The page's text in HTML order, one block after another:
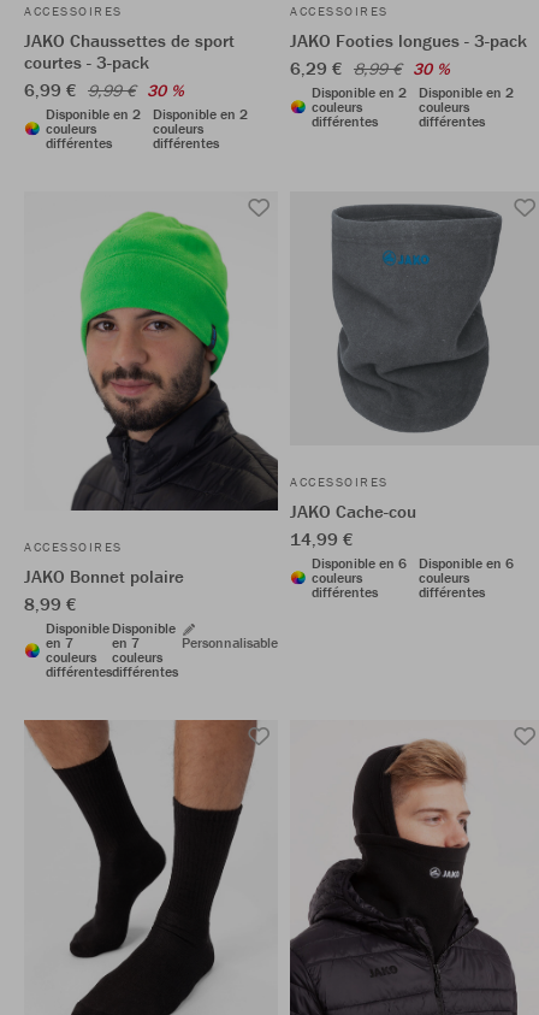
ACCESSOIRES
JAKO Chaussettes de sport
courtes - 3-pack
6,99 € 9,99 € 30 %
Disponible en 2
couleurs
différentes
Disponible en 2
couleurs
différentes
ACCESSOIRES
JAKO Footies longues - 3-pack
6,29 € 8,99 € 30 %
Disponible en 2
couleurs
différentes
Disponible en 2
couleurs
différentes
ACCESSOIRES
JAKO Bonnet polaire
8,99 €
Disponible
en 7
couleurs
différentes
Disponible
en 7
couleurs
différentes
Personnalisable
ACCESSOIRES
JAKO Cache-cou
14,99 €
Disponible en 6
couleurs
différentes
Disponible en 6
couleurs
différentes